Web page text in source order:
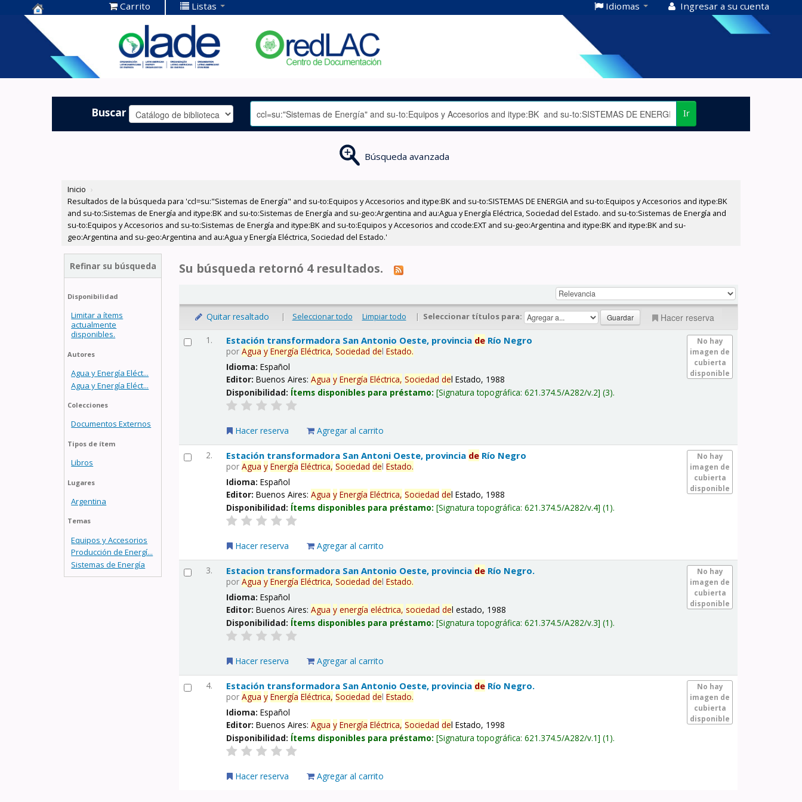
Centro de
Documentación
OLADE -
Carrito Listas Idiomas Ingresar a su cuenta
Buscar Ir
Búsqueda avanzada
Inicio ›
Resultados de la búsqueda para 'ccl=su:"Sistemas de Energía" and su-to:Equipos y Accesorios and itype:BK and su-to:SISTEMAS DE ENERGIA and su-to:Equipos y Accesorios and itype:BK
and su-to:Sistemas de Energía and itype:BK and su-to:Sistemas de Energía and su-geo:Argentina and au:Agua y Energía Eléctrica, Sociedad del Estado. and su-to:Sistemas de Energía and
su-to:Equipos y Accesorios and su-to:Sistemas de Energía and itype:BK and su-to:Equipos y Accesorios and ccode:EXT and su-geo:Argentina and itype:BK and itype:BK and su-
geo:Argentina and su-geo:Argentina and au:Agua y Energía Eléctrica, Sociedad del Estado.'
Refinar su búsqueda
Disponibilidad
Limitar a ítems
actualmente
disponibles.
Autores
Agua y Energía Eléct...
Agua y Energía Eléct...
Colecciones
Documentos Externos
Tipos de ítem
Libros
Lugares
Argentina
Temas
Equipos y Accesorios
Producción de Energí...
Sistemas de Energía
Su búsqueda retornó 4 resultados.
Quitar resaltado | Seleccionar todo Limpiar todo | Seleccionar títulos para: Hacer reserva
1.
No hay
imagen de
cubierta
disponible
Estación transformadora San Antonio Oeste, provincia de Río Negro
porAgua y Energía Eléctrica, Sociedad delEstado.
Idioma:Español
Editor:Buenos Aires:Agua y Energía Eléctrica, Sociedad del Estado, 1988
Disponibilidad: Ítems disponibles para préstamo: Signatura topográfica:621.374.5/A282/v.2 (3).
Hacer reserva Agregar al carrito
2.
No hay
imagen de
cubierta
disponible
Estación transformadora San Antoni Oeste, provincia de Río Negro
porAgua y Energía Eléctrica, Sociedad delEstado.
Idioma:Español
Editor:Buenos Aires:Agua y Energía Eléctrica, Sociedad del Estado, 1988
Disponibilidad: Ítems disponibles para préstamo: Signatura topográfica:621.374.5/A282/v.4 (1).
Hacer reserva Agregar al carrito
3.
No hay
imagen de
cubierta
disponible
Estacion transformadora San Antonio Oeste, provincia de Río Negro.
porAgua y Energía Eléctrica, Sociedad delEstado.
Idioma:Español
Editor:Buenos Aires:Agua y energía eléctrica, sociedad del estado, 1988
Disponibilidad: Ítems disponibles para préstamo: Signatura topográfica:621.374.5/A282/v.3 (1).
Hacer reserva Agregar al carrito
4.
No hay
imagen de
cubierta
disponible
Estación transformadora San Antonio Oeste, provincia de Río Negro.
porAgua y Energía Eléctrica, Sociedad delEstado.
Idioma:Español
Editor:Buenos Aires:Agua y Energía Eléctrica, Sociedad del Estado, 1998
Disponibilidad: Ítems disponibles para préstamo: Signatura topográfica:621.374.5/A282/v.1 (1).
Hacer reserva Agregar al carrito